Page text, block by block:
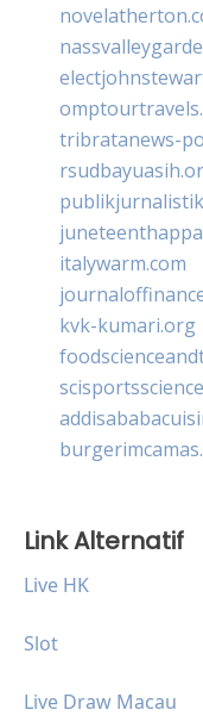
tribratanews-
italywarm.com
kvk-kumari.org
Link Alternatif
Live HK
Slot
Live Draw Macau